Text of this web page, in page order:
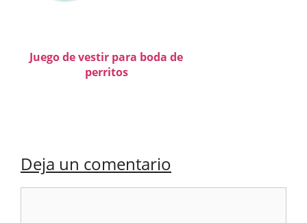
Juego de vestir para boda de
perritos
Deja un comentario